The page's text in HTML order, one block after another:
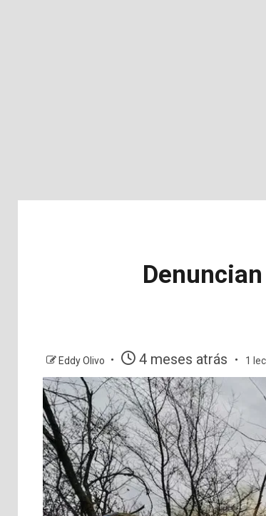
Eddy Olivo 4 meses atrás 1